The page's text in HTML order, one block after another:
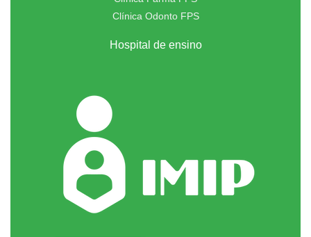
Clínica Odonto FPS
Hospital de ensino